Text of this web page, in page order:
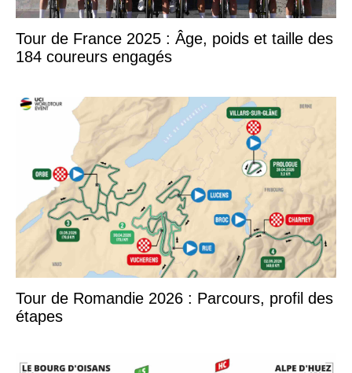
Tour de France 2025 : Âge, poids et taille des
184 coureurs engagés
Tour de Romandie 2026 : Parcours, profil des
étapes